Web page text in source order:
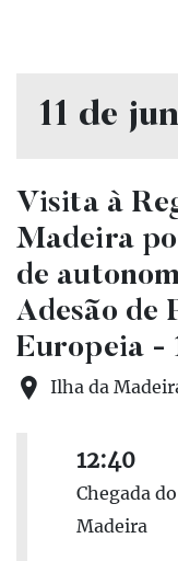
11 de
Visita à
Madeira
de
Adesão de
Europeia -
Ilha da
12:40
Chegada
Madeira